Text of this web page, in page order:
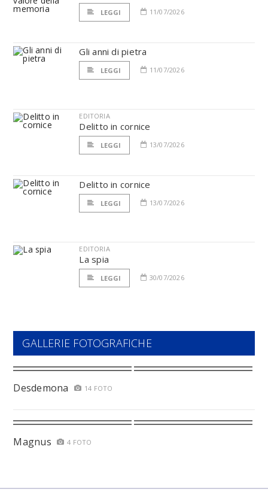
LEGGI 11/07/2026
Gli anni di pietra
LEGGI 11/07/2026
EDITORIA
Delitto in cornice
LEGGI 13/07/2026
Delitto in cornice
LEGGI 13/07/2026
EDITORIA
La spia
LEGGI 30/07/2026
GALLERIE FOTOGRAFICHE
Desdemona 14 FOTO
Magnus 4 FOTO